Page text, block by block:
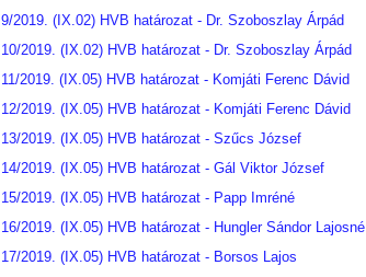
9/2019. (IX.02) HVB határozat - Dr. Szoboszlay Árpád
10/2019. (IX.02) HVB határozat - Dr. Szoboszlay Árpád
11/2019. (IX.05) HVB határozat - Komjáti Ferenc Dávid
12/2019. (IX.05) HVB határozat - Komjáti Ferenc Dávid
13/2019. (IX.05) HVB határozat - Szűcs József
14/2019. (IX.05) HVB határozat - Gál Viktor József
15/2019. (IX.05) HVB határozat - Papp Imréné
16/2019. (IX.05) HVB határozat - Hungler Sándor Lajosné
17/2019. (IX.05) HVB határozat - Borsos Lajos